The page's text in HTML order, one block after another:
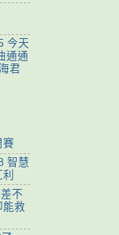
今天
通通
君
賽
智慧
不
能救